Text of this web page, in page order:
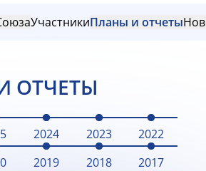
УчастникиПланы и отчеты
ОТЧЕТЫ
2024 2023
2022
2019 2018
2017